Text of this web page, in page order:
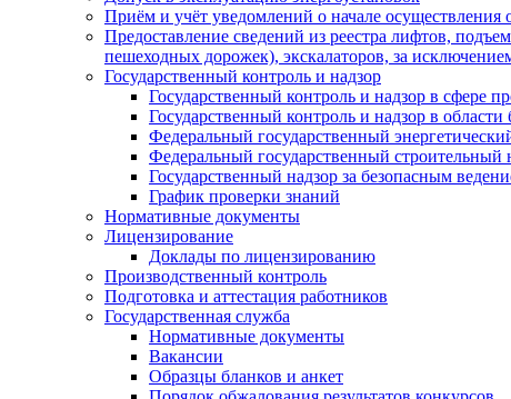
Приём и учёт уведомлений о начале осуществления
Предоставление сведений из реестра лифтов,
пешеходных дорожек), экскалаторов, за
Государственный контроль и надзор
Государственный контроль и надзор в сфере
Государственный контроль и надзор в
Федеральный государственный
Федеральный государственный строительный
Государственный надзор за безопасным
График проверки знаний
Нормативные документы
Лицензирование
Доклады по лицензированию
Производственный контроль
Подготовка и аттестация работников
Государственная служба
Нормативные документы
Вакансии
Образцы бланков и анкет